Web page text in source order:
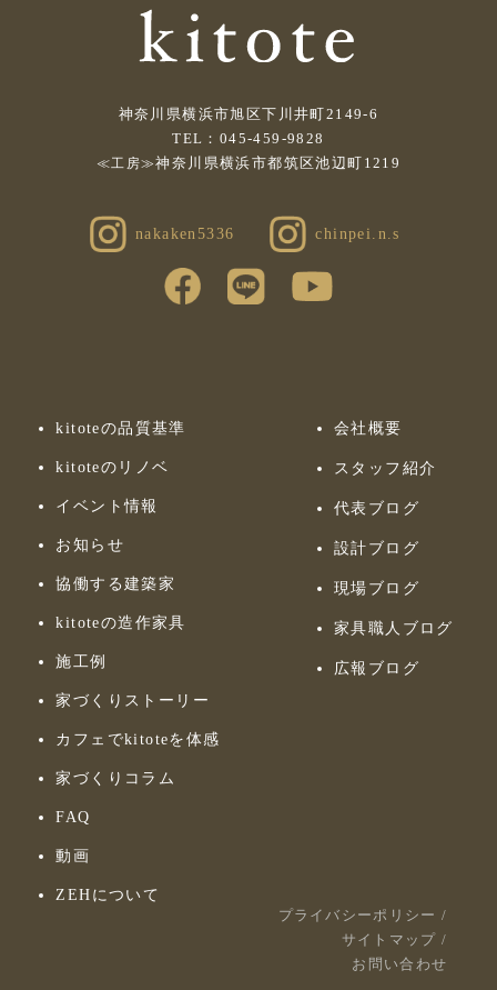
神奈川県横浜市旭区下川井町2149-6
TEL：045-459-9828
≪工房≫神奈川県横浜市都筑区池辺町1219
nakaken5336 chinpei.n.s
kitoteの品質基準
kitoteのリノベ
イベント情報
お知らせ
協働する建築家
kitoteの造作家具
施工例
家づくりストーリー
カフェでkitoteを体感
家づくりコラム
FAQ
動画
ZEHについて
会社概要
スタッフ紹介
代表ブログ
設計ブログ
現場ブログ
家具職人ブログ
広報ブログ
プライバシーポリシー /
サイトマップ /
お問い合わせ